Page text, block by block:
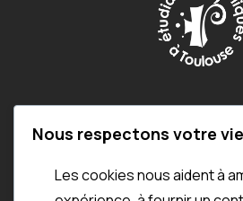
A Propos
Les Chefs de
Nous respectons votre
Les cookies nous aident à